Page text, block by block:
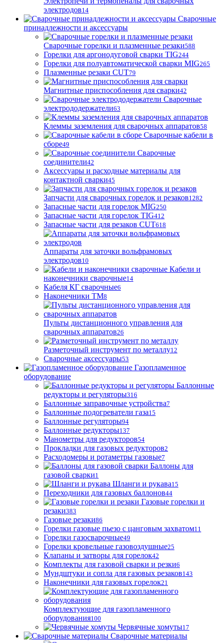
электродов14
Сварочные
принадлежности и аксессуары
Сварочные горелки и плазменные резаки588
Горелки для аргонодуговой сварки TIG244
Горелки для полуавтоматической сварки MIG265
Плазменные резаки CUT79
Магнитные приспособления для сварки42
Сварочные
электрододержатели63
Клеммы заземления для сварочных аппаратов58
Сварочные кабели в
сборе49
Сварочные
соединители42
Аксессуары и расходные материалы для
контактной сварки45
Запчасти для сварочных горелок и резаков1282
Запасные части для горелок MIG250
Запасные части для горелок TIG412
Запасные части для резаков CUT618
Аппараты для заточки вольфрамовых
электродов10
Кабели и
наконечники сварочные14
Кабеля КГ сварочные6
Наконечники ТМ8
Пульты дистанционного управления для
сварочных аппаратов26
Разметочный инструмент по металлу12
Сварочные аксессуары53
Газопламенное
оборудование
Баллонные
редукторы и регуляторы316
Баллонные заправочные устройства7
Баллонные подогреватели газа15
Баллонные регуляторы94
Баллонные редукторы137
Манометры для редукторов54
Прокладки для газовых редукторов2
Расходомеры и ротаметры газовые7
Баллоны для
газовой сварки1
Шланги и рукава15
Переходники для газовых баллонов44
Газовые горелки и
резаки383
Газовые резаки86
Горелки газовые пьезо с цанговым захватом11
Горелки газосварочные49
Горелки кровельные газовоздушные25
Клапаны и затворы для горелок42
Комплекты для газовой сварки и резки6
Мундштуки и сопла для газовых резаков143
Наконечники для газовых горелок21
Комплектующие для газопламенного
оборудования100
Червячные хомуты17
Сварочные материалы